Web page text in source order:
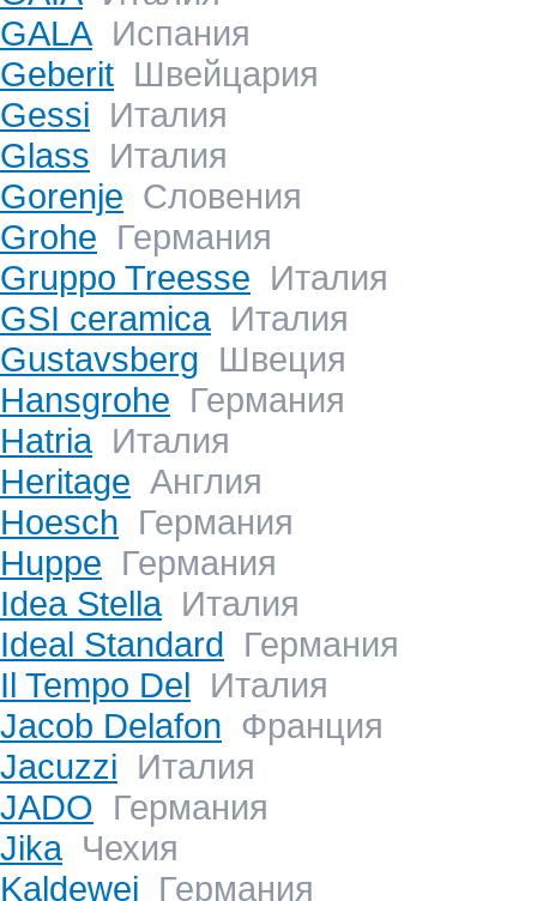
GALA Испания
Geberit Швейцария
Gessi Италия
Glass Италия
Gorenje Словения
Grohe Германия
Gruppo Treesse Италия
GSI ceramicaИталия
Gustavsberg Швеция
Hansgrohe Германия
HatriaИталия
Heritage Англия
Hoesch Германия
Huppe Германия
Idea StellaИталия
Ideal Standard Германия
Il Tempo Del Италия
Jacob Delafon Франция
Jacuzzi Италия
JADO Германия
JikaЧехия
Kaldewei Германия